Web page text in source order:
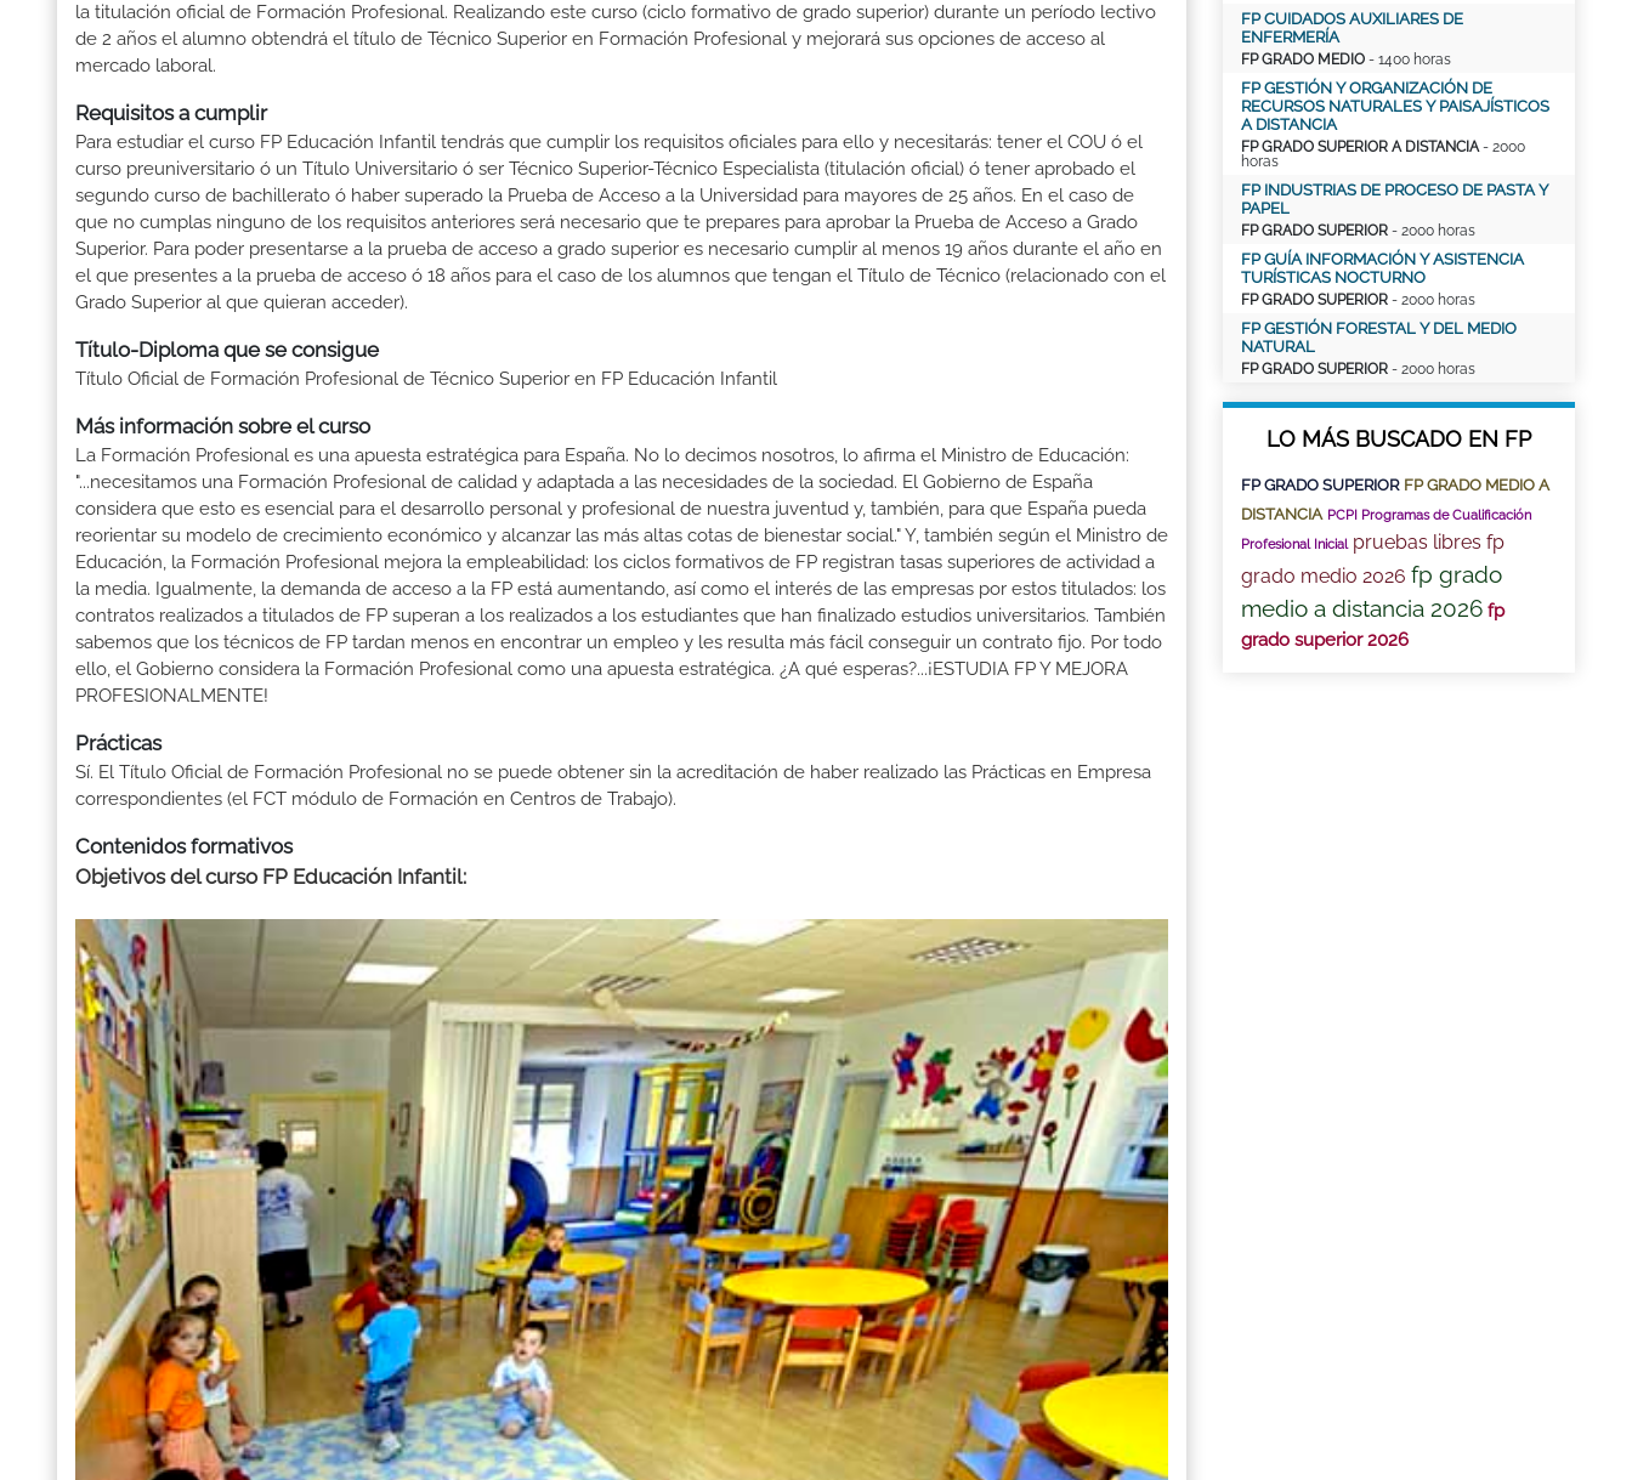
la titulación oficial de Formación Profesional. Realizando este curso (ciclo formativo de grado superior) durante un período lectivo
de 2 años el alumno obtendrá el título de Técnico Superior en Formación Profesional y mejorará sus opciones de acceso al
mercado laboral.
Requisitos a cumplir
Para estudiar el curso FP Educación Infantil tendrás que cumplir los requisitos oficiales para ello y necesitarás: tener el COU ó el
curso preuniversitario ó un Título Universitario ó ser Técnico Superior-Técnico Especialista (titulación oficial) ó tener aprobado el
segundo curso de bachillerato ó haber superado la Prueba de Acceso a la Universidad para mayores de 25 años. En el caso de
que no cumplas ninguno de los requisitos anteriores será necesario que te prepares para aprobar la Prueba de Acceso a Grado
Superior. Para poder presentarse a la prueba de acceso a grado superior es necesario cumplir al menos 19 años durante el año en
el que presentes a la prueba de acceso ó 18 años para el caso de los alumnos que tengan el Título de Técnico (relacionado con el
Grado Superior al que quieran acceder).
Título-Diploma que se consigue
Título Oficial de Formación Profesional de Técnico Superior en FP Educación Infantil
Más información sobre el curso
La Formación Profesional es una apuesta estratégica para España. No lo decimos nosotros, lo afirma el Ministro de Educación:
"...necesitamos una Formación Profesional de calidad y adaptada a las necesidades de la sociedad. El Gobierno de España
considera que esto es esencial para el desarrollo personal y profesional de nuestra juventud y, también, para que España pueda
reorientar su modelo de crecimiento económico y alcanzar las más altas cotas de bienestar social." Y, también según el Ministro de
Educación, la Formación Profesional mejora la empleabilidad: los ciclos formativos de FP registran tasas superiores de actividad a
la media. Igualmente, la demanda de acceso a la FP está aumentando, así como el interés de las empresas por estos titulados: los
contratos realizados a titulados de FP superan a los realizados a los estudiantes que han finalizado estudios universitarios. También
sabemos que los técnicos de FP tardan menos en encontrar un empleo y les resulta más fácil conseguir un contrato fijo. Por todo
ello, el Gobierno considera la Formación Profesional como una apuesta estratégica. ¿A qué esperas?...¡ESTUDIA FP Y MEJORA
PROFESIONALMENTE!
Prácticas
Sí. El Título Oficial de Formación Profesional no se puede obtener sin la acreditación de haber realizado las Prácticas en Empresa
correspondientes (el FCT módulo de Formación en Centros de Trabajo).
Contenidos formativos
Objetivos del curso FP Educación Infantil:
FP CUIDADOS AUXILIARES DE
ENFERMERÍA
FP GRADO MEDIO - 1400 horas
FP GESTIÓN Y ORGANIZACIÓN DE
RECURSOS NATURALES Y PAISAJÍSTICOS
A DISTANCIA
FP GRADO SUPERIOR A DISTANCIA- 2000
horas
FP INDUSTRIAS DE PROCESO DE PASTA Y
PAPEL
FP GRADO SUPERIOR - 2000 horas
FP GUÍA INFORMACIÓN Y ASISTENCIA
TURÍSTICAS NOCTURNO
FP GRADO SUPERIOR - 2000 horas
FP GESTIÓN FORESTAL Y DEL MEDIO
NATURAL
FP GRADO SUPERIOR - 2000 horas
LO MÁS BUSCADO EN FP
FP GRADO SUPERIOR FP GRADO MEDIO A
DISTANCIA PCPI Programas de Cualificación
Profesional Inicial pruebas libres fp
grado medio 2026 fp grado
medio a distancia 2026 fp
grado superior 2026